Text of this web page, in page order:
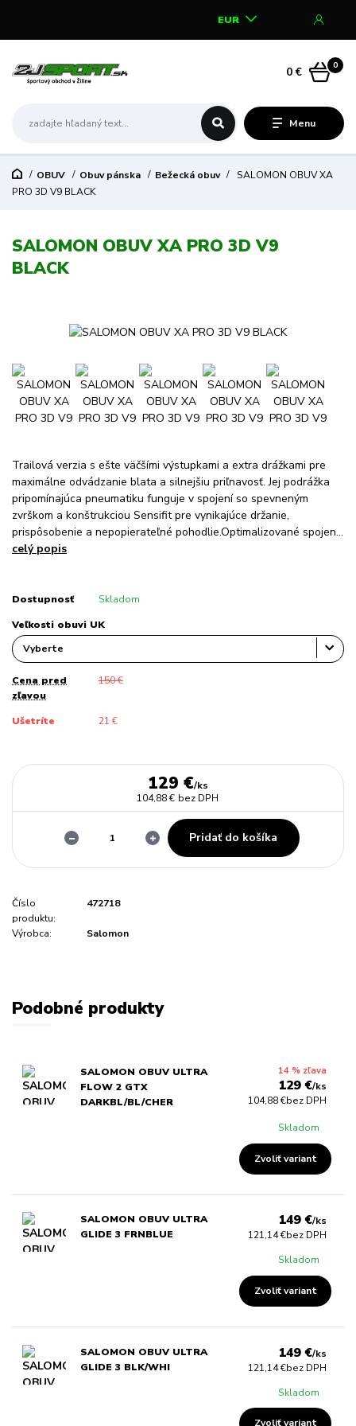
Menu
EUR
0
0 €
OBUV Obuv pánska Bežecká obuv
SALOMON OBUV XA
PRO 3D V9 BLACK
SALOMON OBUV XA PRO 3D V9
BLACK
Trailová verzia s ešte väčšími výstupkami a extra drážkami pre
maximálne odvádzanie blata a silnejšiu priľnavosť. Jej podrážka
pripomínajúca pneumatiku funguje v spojení so spevneným
zvrškom a konštrukciou Sensifit pre vynikajúce držanie,
prispôsobenie a nepopierateľné pohodlie.Optimalizované spojen...
celý popis
Dostupnosť Skladom
Veľkosti obuvi UK
Cena pred
zľavou
150 €
Ušetríte 21 €
129 €/ks
104,88 € bez DPH
Pridať do košíka
Číslo
produktu:
472718
Výrobca: Salomon
Podobné produkty
SALOMON OBUV ULTRA
FLOW 2 GTX
DARKBL/BL/CHER
14 % zľava
129 €/ks
104,88 €bez DPH
Skladom
Zvoliť variant
SALOMON OBUV ULTRA
GLIDE 3 FRNBLUE
149 €/ks
121,14 €bez DPH
Skladom
Zvoliť variant
SALOMON OBUV ULTRA
GLIDE 3 BLK/WHI
149 €/ks
121,14 €bez DPH
Skladom
Zvoliť variant